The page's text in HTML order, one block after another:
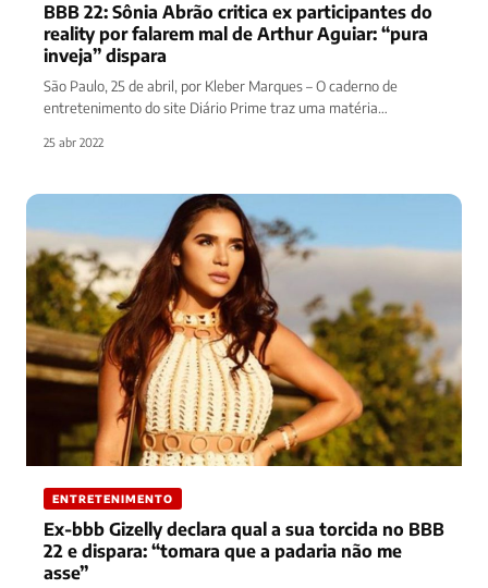
BBB 22: Sônia Abrão critica ex participantes do
reality por falarem mal de Arthur Aguiar: “pura
inveja” dispara
São Paulo, 25 de abril, por Kleber Marques – O caderno de
entretenimento do site Diário Prime traz uma matéria…
25 abr 2022
ENTRETENIMENTO
Ex-bbb Gizelly declara qual a sua torcida no BBB
22 e dispara: “tomara que a padaria não me
asse”